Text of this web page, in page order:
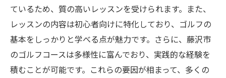
ているため、質の高いレッスンを受けられます。また、
レッスンの内容は初心者向けに特化しており、ゴルフの
基本をしっかりと学べる点が魅力です。さらに、藤沢市
のゴルフコースは多様性に富んでおり、実践的な経験を
積むことが可能です。これらの要因が相まって、多くの